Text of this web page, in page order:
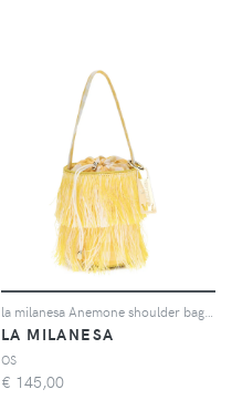
LA MILANESA
OS
€ 145,00